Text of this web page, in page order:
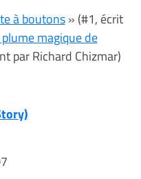
à boutons» (#1, écrit
magique de
par Richard Chizmar)